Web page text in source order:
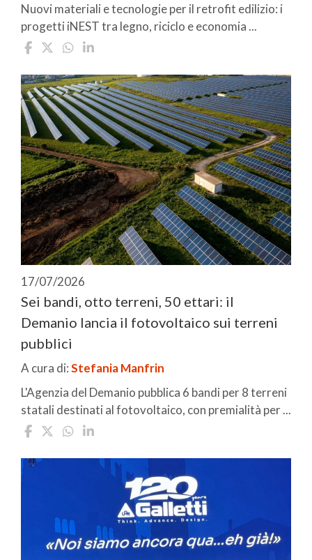
Nuovi materiali e tecnologie per il retrofit edilizio: i
progetti iNEST tra legno, riciclo e economia ...
17/07/2026
Sei bandi, otto terreni, 50 ettari: il
Demanio lancia il fotovoltaico sui terreni
pubblici
A cura di:Stefania Manfrin
L'Agenzia del Demanio pubblica 6 bandi per 8 terreni
statali destinati al fotovoltaico, con premialità per ...